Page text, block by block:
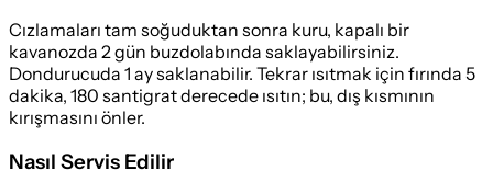
Cızlamaları tam soğuduktan sonra kuru, kapalı bir
kavanozda 2 gün buzdolabında saklayabilirsiniz.
Dondurucuda 1 ay saklanabilir. Tekrar ısıtmak için fırında 5
dakika, 180 santigrat derecede ısıtın; bu, dış kısmının
kırışmasını önler.
Nasıl Servis Edilir